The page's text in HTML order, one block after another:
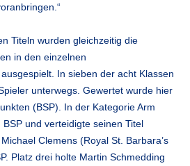
Titeln wurden gleichzeitig die
in den einzelnen
In sieben der acht Klassen
unterwegs. Gewertet wurde hier
(BSP). In der Kategorie Arm
und verteidigte seinen Titel
Clemens (Royal St. Barbara’s
Platz drei holte Martin Schmedding